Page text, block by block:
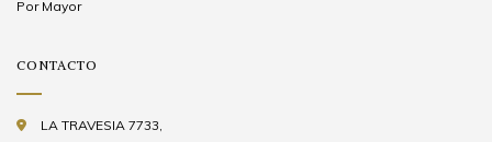
Por Mayor
CONTACTO
LA TRAVESIA 7733,